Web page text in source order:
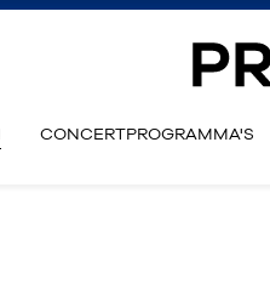
CONCERTPROGRAMMA'S